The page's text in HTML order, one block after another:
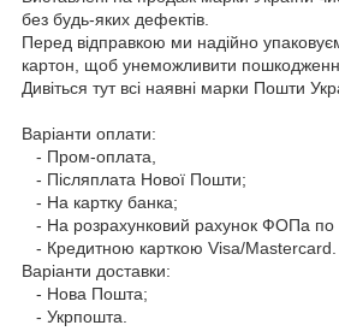
без будь-яких дефектів.
Перед відправкою ми надійно
картон, щоб унеможливити
Дивіться тут всі наявні марки Пошти
Варіанти оплати:
- Пром-оплата,
- Післяплата Нової Пошти;
- На картку банка;
- На розрахунковий рахунок ФОПа по
- Кредитною карткою Visa/Mastercard.
Варіанти доставки:
- Нова Пошта;
- Укрпошта.